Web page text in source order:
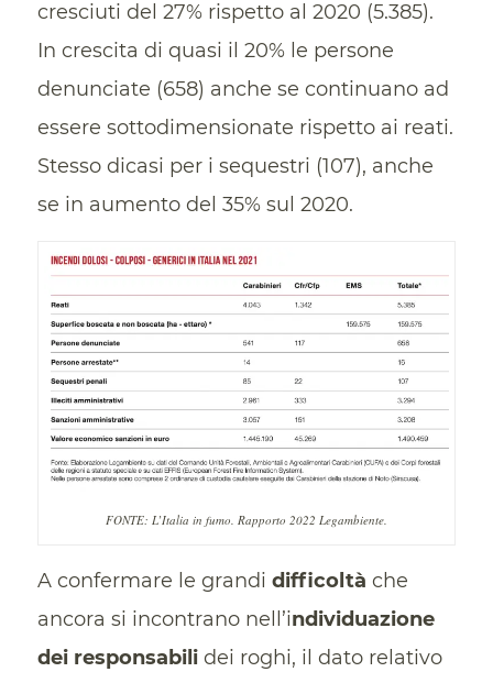
cresciuti del 27% rispetto al 2020 (5.385).
In crescita di quasi il 20% le persone
denunciate (658) anche se continuano ad
essere sottodimensionate rispetto ai reati.
Stesso dicasi per i sequestri (107), anche
se in aumento del 35% sul 2020.
FONTE: L’Italia in fumo. Rapporto 2022 Legambiente.
A confermare le grandi difficoltà che
ancora si incontrano nell’individuazione
dei responsabilidei roghi, il dato relativo